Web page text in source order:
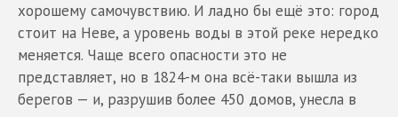
хорошему самочувствию. И ладно бы ещё это: город
стоит на Неве, а уровень воды в этой реке нередко
меняется. Чаще всего опасности это не
представляет, но в 1824-м она всё-таки вышла из
берегов — и, разрушив более 450 домов, унесла в